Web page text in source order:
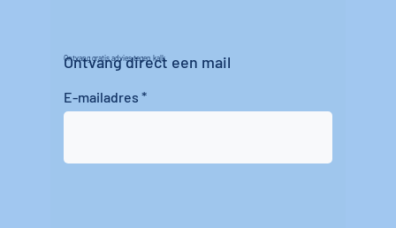
Ontvang gratis advies tegen kalk
Ontvang direct een mail
E-mailadres